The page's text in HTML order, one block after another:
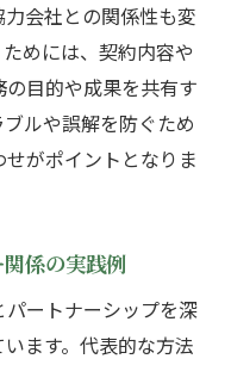
会社との関係性も変
めには、契約内容や
目的や成果を共有す
ルや誤解を防ぐため
がポイントとなりま
係の実践例
ートナーシップを深
ます。代表的な方法